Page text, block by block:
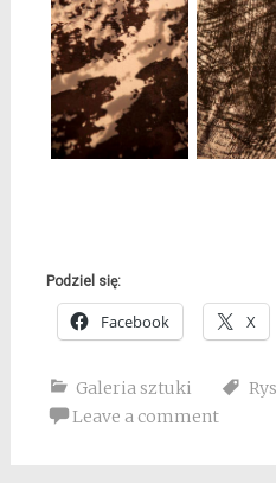
Podziel się:
Facebook X
Galeria sztuki
Leave a comment